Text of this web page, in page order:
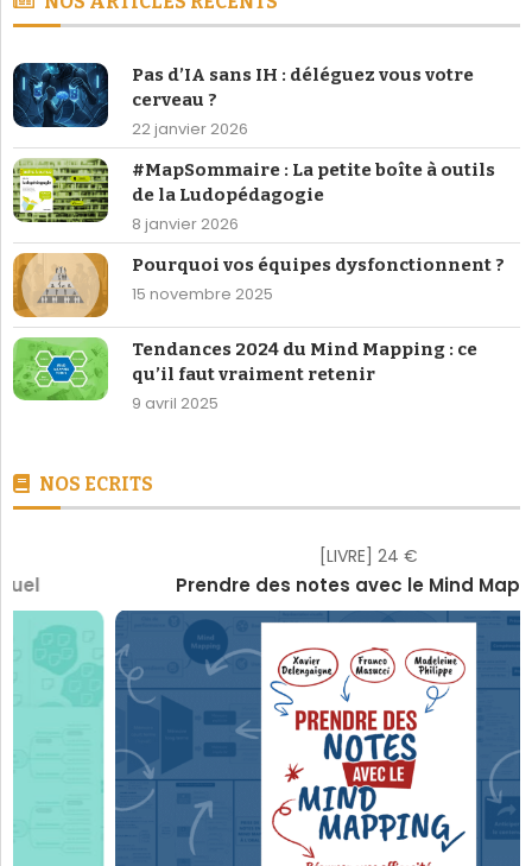
Pas d’IA sans IH : déléguez vous votre
cerveau ?
22 janvier 2026
#MapSommaire : La petite boîte à outils
de la Ludopédagogie
8 janvier 2026
Pourquoi vos équipes dysfonctionnent ?
15 novembre 2025
Tendances 2024 du Mind Mapping : ce
qu’il faut vraiment retenir
9 avril 2025
NOS ECRITS
[LIVRE] 24 €
Prendre des notes avec le Mind Mapping